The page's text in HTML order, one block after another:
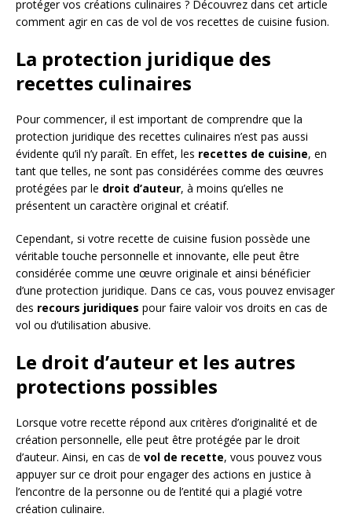
protéger vos créations culinaires ? Découvrez dans cet article
comment agir en cas de vol de vos recettes de cuisine fusion.
La protection juridique des
recettes culinaires
Pour commencer, il est important de comprendre que la
protection juridique des recettes culinaires n’est pas aussi
évidente qu’il n’y paraît. En effet, les recettes de cuisine, en
tant que telles, ne sont pas considérées comme des œuvres
protégées par le droit d’auteur, à moins qu’elles ne
présentent un caractère original et créatif.
Cependant, si votre recette de cuisine fusion possède une
véritable touche personnelle et innovante, elle peut être
considérée comme une œuvre originale et ainsi bénéficier
d’une protection juridique. Dans ce cas, vous pouvez envisager
des recours juridiques pour faire valoir vos droits en cas de
vol ou d’utilisation abusive.
Le droit d’auteur et les autres
protections possibles
Lorsque votre recette répond aux critères d’originalité et de
création personnelle, elle peut être protégée par le droit
d’auteur. Ainsi, en cas de vol de recette, vous pouvez vous
appuyer sur ce droit pour engager des actions en justice à
l’encontre de la personne ou de l’entité qui a plagié votre
création culinaire.